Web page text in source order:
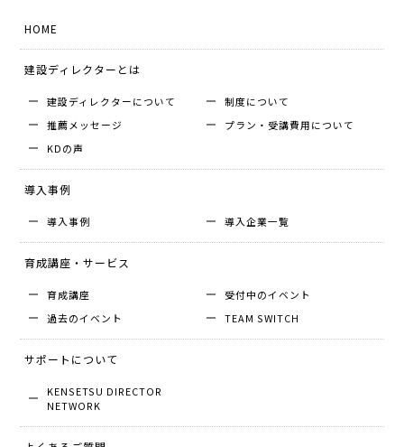
HOME
建設ディレクターとは
建設ディレクターについて
制度について
推薦メッセージ
プラン・受講費用について
KDの声
導入事例
導入事例 導入企業⼀覧
育成講座・サービス
育成講座
受付中のイベント
過去のイベント
TEAM SWITCH
サポートについて
KENSETSU DIRECTOR
NETWORK